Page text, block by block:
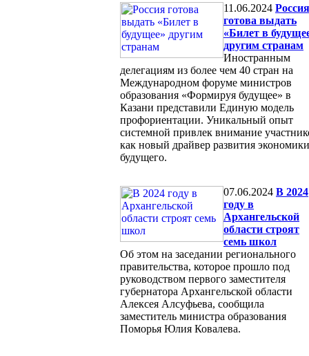
11.06.2024 Россия
готова выдать
«Билет в
другим странам
Иностранным
делегациям из более чем 40 стран на
Международном форуме министров
образования «Формируя будущее» в
Казани представили Единую модель
профориентации. Уникальный опыт
системной привлек внимание
как новый драйвер развития экономики
будущего.
07.06.2024 В 2024
году в
Архангельской
области строят
семь школ
Об этом на заседании регионального
правительства, которое прошло под
руководством первого заместителя
губернатора Архангельской области
Алексея Алсуфьева, сообщила
заместитель министра образования
Поморья Юлия Ковалева.